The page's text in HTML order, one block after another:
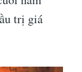
trị giá